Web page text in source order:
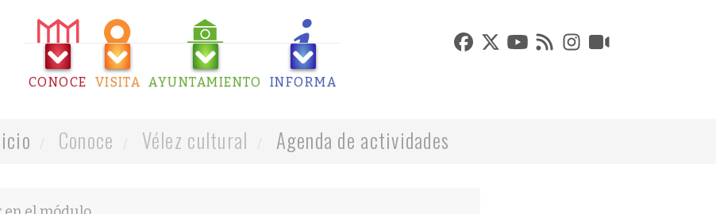
CONOCE VISITA AYUNTAMIENTO INFORMA
Conoce Vélez cultural Agenda de actividades